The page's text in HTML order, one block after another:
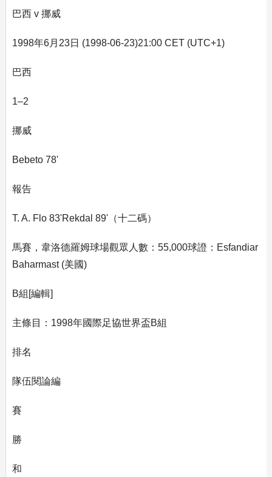
巴西 v 挪威
1998年6月23日 (1998-06-23)21:00 CET (UTC+1)
巴西
1–2
挪威
Bebeto 78'
報告
T. A. Flo 83'Rekdal 89'（十二碼）
馬賽，韋洛德羅姆球場觀眾人數：55,000球證：Esfandiar
Baharmast (美國)
B組[編輯]
主條目：1998年國際足協世界盃B組
排名
隊伍閱論編
賽
勝
和